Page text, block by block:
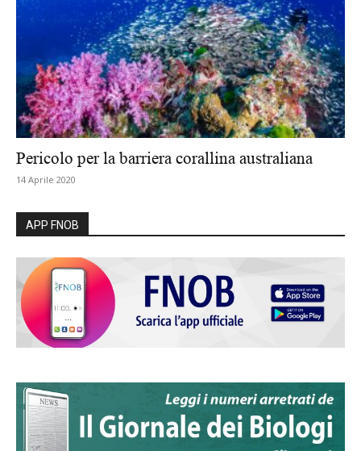
Pericolo per la barriera corallina australiana
14 Aprile 2020
APP FNOB